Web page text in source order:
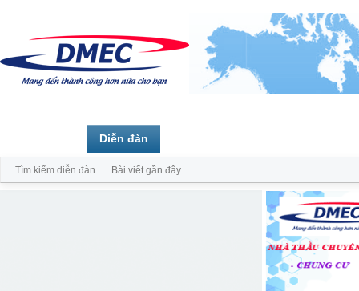
Diễn đàn
Tìm kiếm diễn đàn Bài viết gần đây